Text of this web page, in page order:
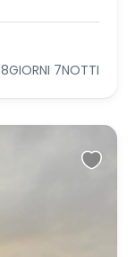
8GIORNI 7NOTTI